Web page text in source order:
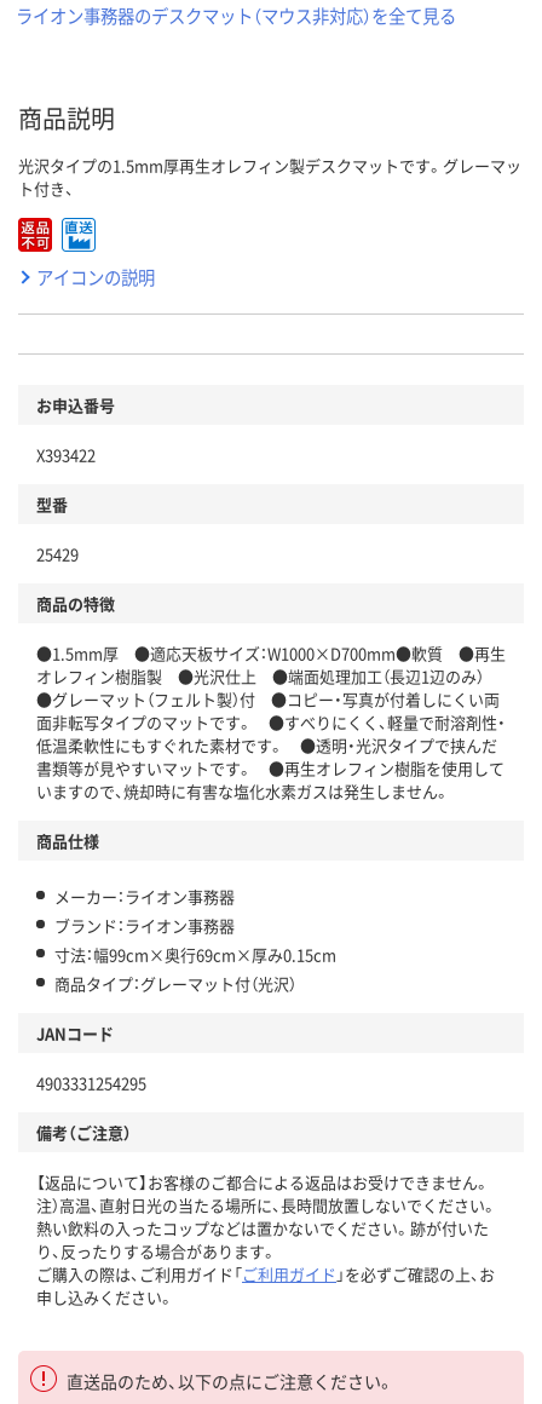
ライオン事務器のデスクマット（マウス非対応）を全て見る
商品説明
光沢タイプの1.5mm厚再生オレフィン製デスクマットです。グレーマッ
ト付き、
アイコンの説明
お申込番号
X393422
型番
25429
商品の特徴
●1.5mm厚 ●適応天板サイズ：W1000×D700mm●軟質 ●再生
オレフィン樹脂製 ●光沢仕上 ●端面処理加工（長辺1辺のみ）
●グレーマット（フェルト製）付 ●コピー・写真が付着しにくい両
面非転写タイプのマットです。 ●すべりにくく、軽量で耐溶剤性・
低温柔軟性にもすぐれた素材です。 ●透明・光沢タイプで挟んだ
書類等が見やすいマットです。 ●再生オレフィン樹脂を使用して
いますので、焼却時に有害な塩化水素ガスは発生しません。
商品仕様
メーカー：ライオン事務器
ブランド：ライオン事務器
寸法：幅99cm×奥行69cm×厚み0.15cm
商品タイプ：グレーマット付（光沢）
JANコード
4903331254295
備考（ご注意）
【返品について】お客様のご都合による返品はお受けできません。
注）高温、直射日光の当たる場所に、長時間放置しないでください。
熱い飲料の入ったコップなどは置かないでください。跡が付いた
り、反ったりする場合があります。
ご購入の際は、ご利用ガイド「ご利用ガイド 」を必ずご確認の上、お
申し込みください。
直送品のため、以下の点にご注意ください。